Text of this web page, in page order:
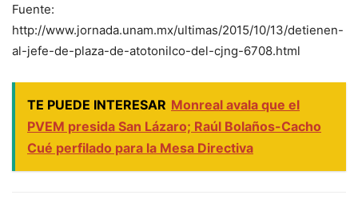
Fuente:
http://www.jornada.unam.mx/ultimas/2015/10/13/detienen-
al-jefe-de-plaza-de-atotonilco-del-cjng-6708.html
TE PUEDE INTERESAR Monreal avala que el
PVEM presida San Lázaro; Raúl Bolaños-Cacho
Cué perfilado para la Mesa Directiva